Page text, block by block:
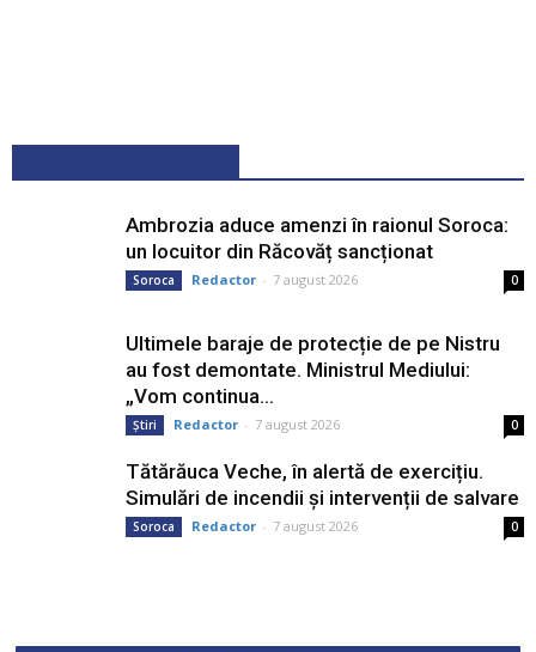
Ambrozia aduce amenzi în raionul Soroca:
un locuitor din Răcovăț sancționat
Soroca Redactor - 7 august 2026 0
Ultimele baraje de protecție de pe Nistru
au fost demontate. Ministrul Mediului:
„Vom continua...
Știri Redactor - 7 august 2026 0
Tătărăuca Veche, în alertă de exercițiu.
Simulări de incendii și intervenții de salvare
Soroca Redactor - 7 august 2026 0